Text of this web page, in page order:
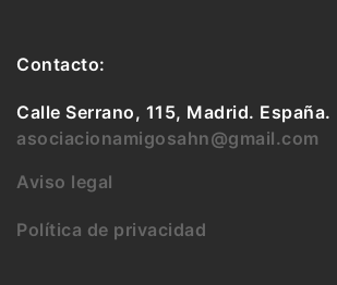
Contacto:
Calle Serrano, 115, Madrid. España.
asociacionamigosahn@gmail.com
Aviso legal
Política de privacidad